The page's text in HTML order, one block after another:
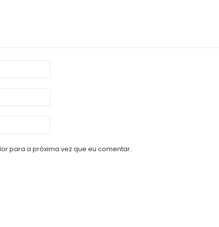
para a próxima vez que eu comentar.